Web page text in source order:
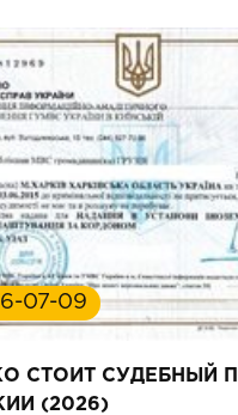
07-09
СТОИТ СУДЕБНЫЙ
(2026)